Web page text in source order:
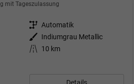
mit Tageszulassung
Getriebe Automatik
Außenfarbe
Indiumgrau Metallic
Kilometerstand
10 km